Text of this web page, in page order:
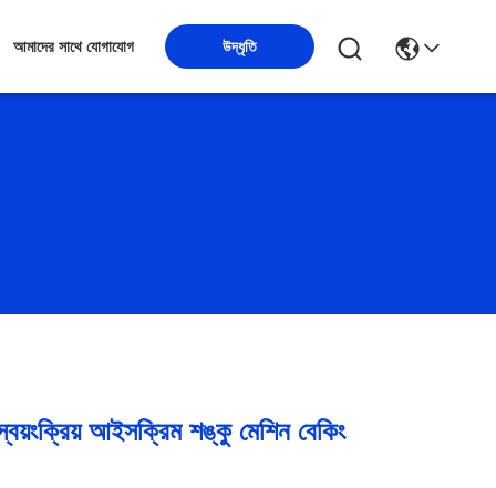
আমাদের সাথে যোগাযোগ উদ্ধৃতি
আইসক্রিম শঙ্কু মেশিন বেকিং